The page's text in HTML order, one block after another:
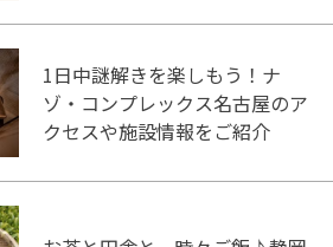
1日中謎解きを楽しもう！ナ
ゾ・コンプレックス名古屋のア
クセスや施設情報をご紹介